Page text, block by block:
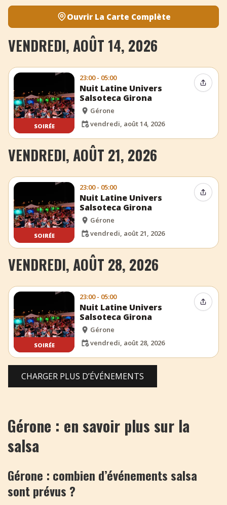
Ouvrir La Carte Complète
VENDREDI, AOÛT 14, 2026
SOIRÉE
23:00 - 05:00
Nuit Latine Univers
Salsoteca Girona
Gérone
vendredi, août 14, 2026
VENDREDI, AOÛT 21, 2026
SOIRÉE
23:00 - 05:00
Nuit Latine Univers
Salsoteca Girona
Gérone
vendredi, août 21, 2026
VENDREDI, AOÛT 28, 2026
SOIRÉE
23:00 - 05:00
Nuit Latine Univers
Salsoteca Girona
Gérone
vendredi, août 28, 2026
CHARGER PLUS D’ÉVÉNEMENTS
Gérone : en savoir plus sur la
salsa
Gérone : combien d’événements salsa
sont prévus ?